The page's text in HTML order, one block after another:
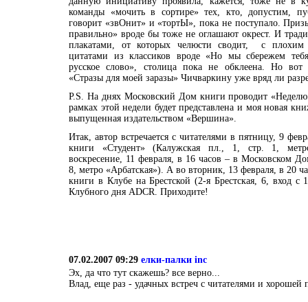
команды «мочить в сортире» тех, кто, допустим,
говорит «звОнит» и «тортЫ», пока не поступало.
правильно» вроде бы тоже не оглашают окрест. И
плакатами, от которых челюсти сводит, с
цитатами из классиков вроде «Но мы сбережем
русское слово», столица пока не обклеена. Но вот
«Стразы для моей заразы» Чичваркину уже вряд ли
P.S. На днях Московский Дом книги проводит
рамках этой недели будет представлена и моя новая
выпущенная издательством «Вершина».
Итак, автор встречается с читателями в пятницу, 9
книги «Студент» (Калужская пл., 1, стр. 1,
воскресение, 11 февраля, в 16 часов – в Московском
8, метро «Арбатская»). А во вторник, 13 февраля, в 20
книги в Клубе на Брестской (2-я Брестская, 6, вход с
Клубного дня ADCR. Приходите!
07.02.2007 09:29 елки-палки inc
Эх, да что тут скажешь? все верно...
Влад, еще раз - удачных встреч с читателями и хорошей